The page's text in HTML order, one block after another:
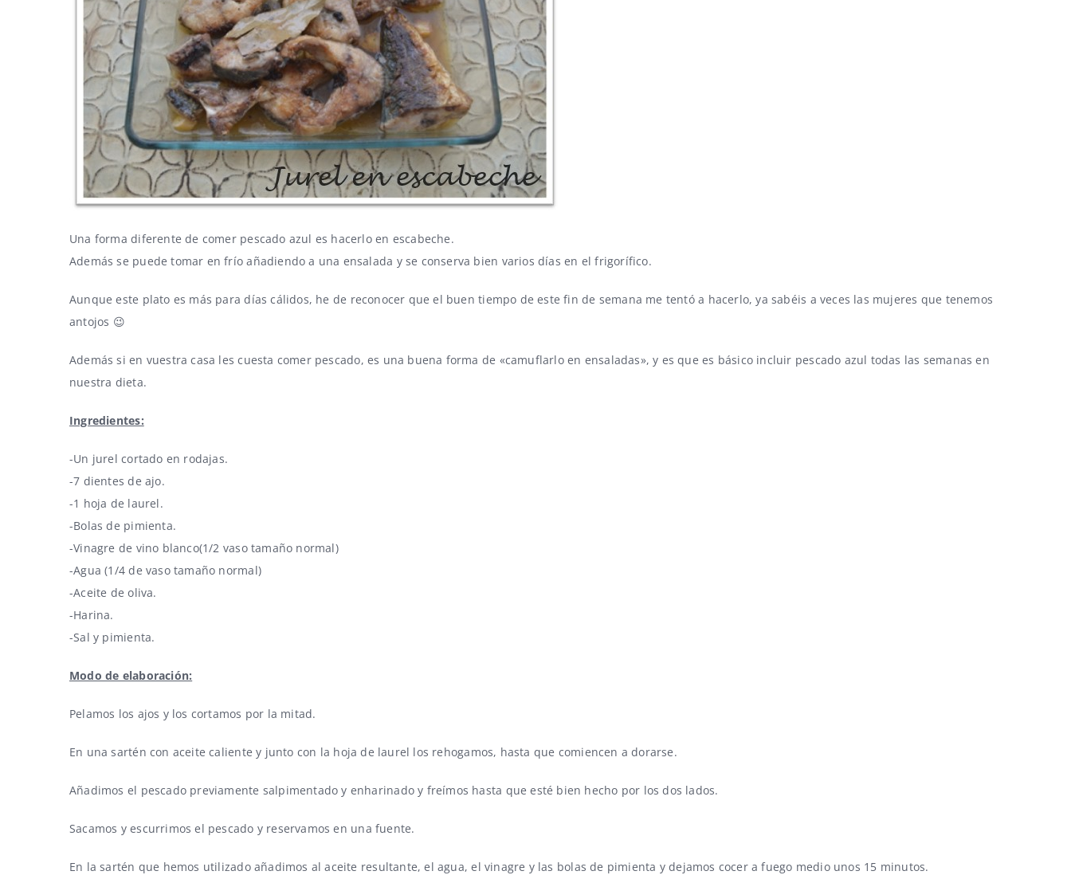
Una forma diferente de comer pescado azul es hacerlo en escabeche.
Además se puede tomar en frío añadiendo a una ensalada y se conserva bien varios días en el frigorífico.
Aunque este plato es más para días cálidos, he de reconocer que el buen tiempo de este fin de semana me tentó a hacerlo, ya sabéis a veces las mujeres que tenemos
antojos 😉
Además si en vuestra casa les cuesta comer pescado, es una buena forma de «camuflarlo en ensaladas», y es que es básico incluir pescado azul todas las semanas en
nuestra dieta.
Ingredientes:
-Un jurel cortado en rodajas.
-7 dientes de ajo.
-1 hoja de laurel.
-Bolas de pimienta.
-Vinagre de vino blanco(1/2 vaso tamaño normal)
-Agua (1/4 de vaso tamaño normal)
-Aceite de oliva.
-Harina.
-Sal y pimienta.
Modo de elaboración:
Pelamos los ajos y los cortamos por la mitad.
En una sartén con aceite caliente y junto con la hoja de laurel los rehogamos, hasta que comiencen a dorarse.
Añadimos el pescado previamente salpimentado y enharinado y freímos hasta que esté bien hecho por los dos lados.
Sacamos y escurrimos el pescado y reservamos en una fuente.
En la sartén que hemos utilizado añadimos al aceite resultante, el agua, el vinagre y las bolas de pimienta y dejamos cocer a fuego medio unos 15 minutos.